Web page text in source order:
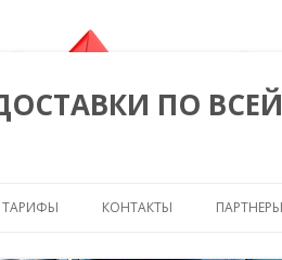
ПО
ТАРИФЫ КОНТАКТЫ ПАРТНЕРЫ